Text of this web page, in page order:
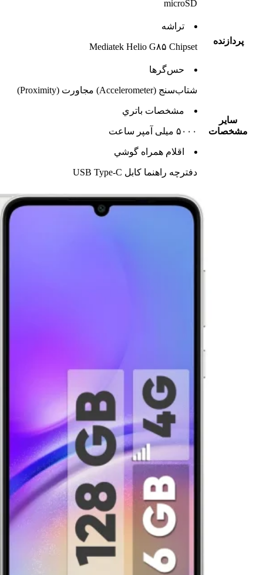
microSD
پردازنده
تراشه
Mediatek Helio G۸۵ Chipset
ساير
مشخصات
حس‌گرها
شتاب‌سنج (Accelerometer) مجاورت (Proximity)
مشخصات باتري
۵۰۰۰ میلی آمپر ساعت
اقلام همراه گوشي
دفترچه‌ راهنما کابل USB Type-C